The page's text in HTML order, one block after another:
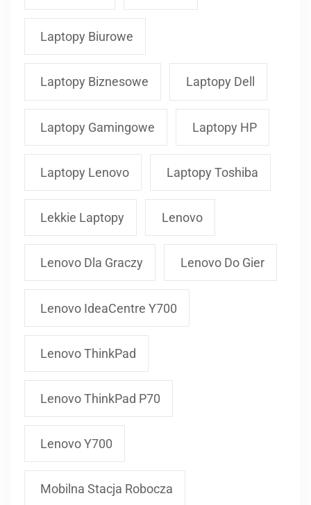
Laptopy Biurowe
Laptopy Biznesowe Laptopy Dell
Laptopy Gamingowe Laptopy HP
Laptopy Lenovo Laptopy Toshiba
Lekkie Laptopy Lenovo
Lenovo Dla Graczy Lenovo Do Gier
Lenovo IdeaCentre Y700
Lenovo ThinkPad
Lenovo ThinkPad P70
Lenovo Y700
Mobilna Stacja Robocza